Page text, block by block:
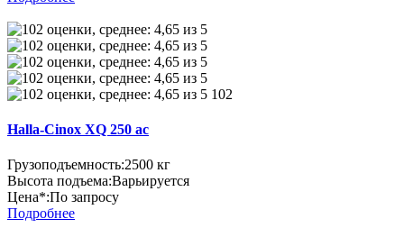
102
Halla-Cinox XQ 250 ac
Грузоподъемность:2500 кг
Высота подъема:Варьируется
Цена*:По запросу
Подробнее